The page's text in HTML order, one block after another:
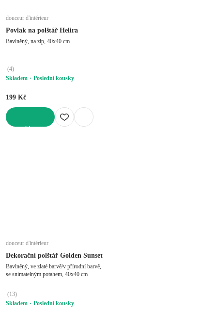
douceur d'intérieur
Povlak na polštář Helira
Bavlněný, na zip, 40x40 cm
(4)
Skladem
Poslední kousky
199 Kč
douceur d'intérieur
Dekorační polštář Golden Sunset
Bavlněný, ve zlaté barvě/v přírodní barvě,
se snímatelným potahem, 40x40 cm
(13)
Skladem
Poslední kousky